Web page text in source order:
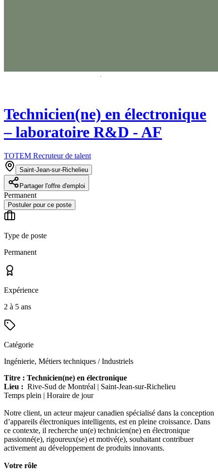
Technicien(ne) en électronique
– laboratoire R&D - AF
TOTEM Recruteur de talent
Saint-Jean-sur-Richelieu
Partager l'offre d'emploi
Permanent
Postuler pour ce poste
Type de poste
Permanent
Expérience
2 à 5 ans
Catégorie
Ingénierie, Métiers techniques / Industriels
Titre : Technicien(ne) en électronique
Lieu : Rive-Sud de Montréal | Saint-Jean-sur-Richelieu
Temps plein | Horaire de jour
Notre client, un acteur majeur canadien spécialisé dans la conception
d’appareils électroniques intelligents, est en pleine croissance. Dans
ce contexte, il recherche un(e) technicien(ne) en électronique
passionné(e), rigoureux(se) et motivé(e), souhaitant contribuer
activement au développement de produits innovants.
Votre rôle